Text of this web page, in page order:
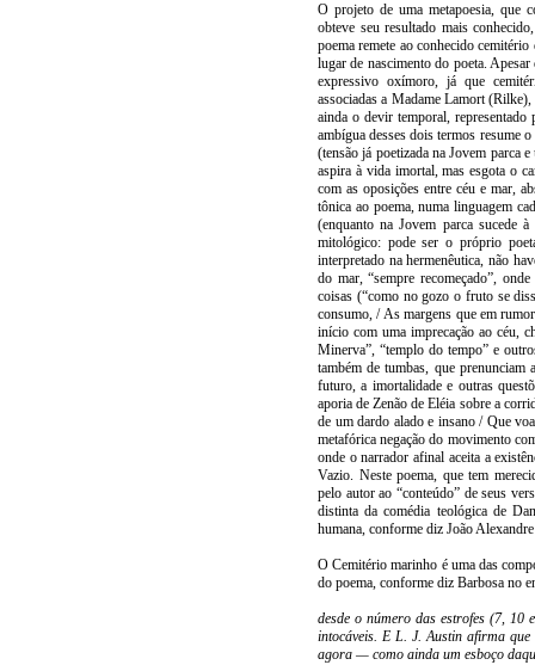
O projeto de uma metapoesia, que
obteve seu resultado mais
poema remete ao conhecido
lugar de nascimento do poeta.
expressivo oxímoro, já que
associadas a Madame Lamort
ainda o devir temporal,
ambígua desses dois termos resume
(tensão já poetizada na Jovem parca
aspira à vida imortal, mas esgota o
com as oposições entre céu e mar,
tônica ao poema, numa linguagem
(enquanto na Jovem parca sucede
mitológico: pode ser o próprio
interpretado na hermenêutica, não
do mar, “sempre recomeçado”,
coisas (“como no gozo o fruto se
consumo, / As margens que em
início com uma imprecação ao céu,
Minerva”, “templo do tempo” e
também de tumbas, que
futuro, a imortalidade e outras
aporia de Zenão de Eléia sobre a
de um dardo alado e insano / Que
metafórica negação do movimento
onde o narrador afinal aceita a
Vazio. Neste poema, que tem
pelo autor ao “conteúdo” de seus
distinta da comédia teológica de
humana, conforme diz João
O Cemitério marinho é uma das
do poema, conforme diz Barbosa no
desde o número das estrofes (7, 10
intocáveis. E L. J. Austin afirma
agora — como ainda um esboço